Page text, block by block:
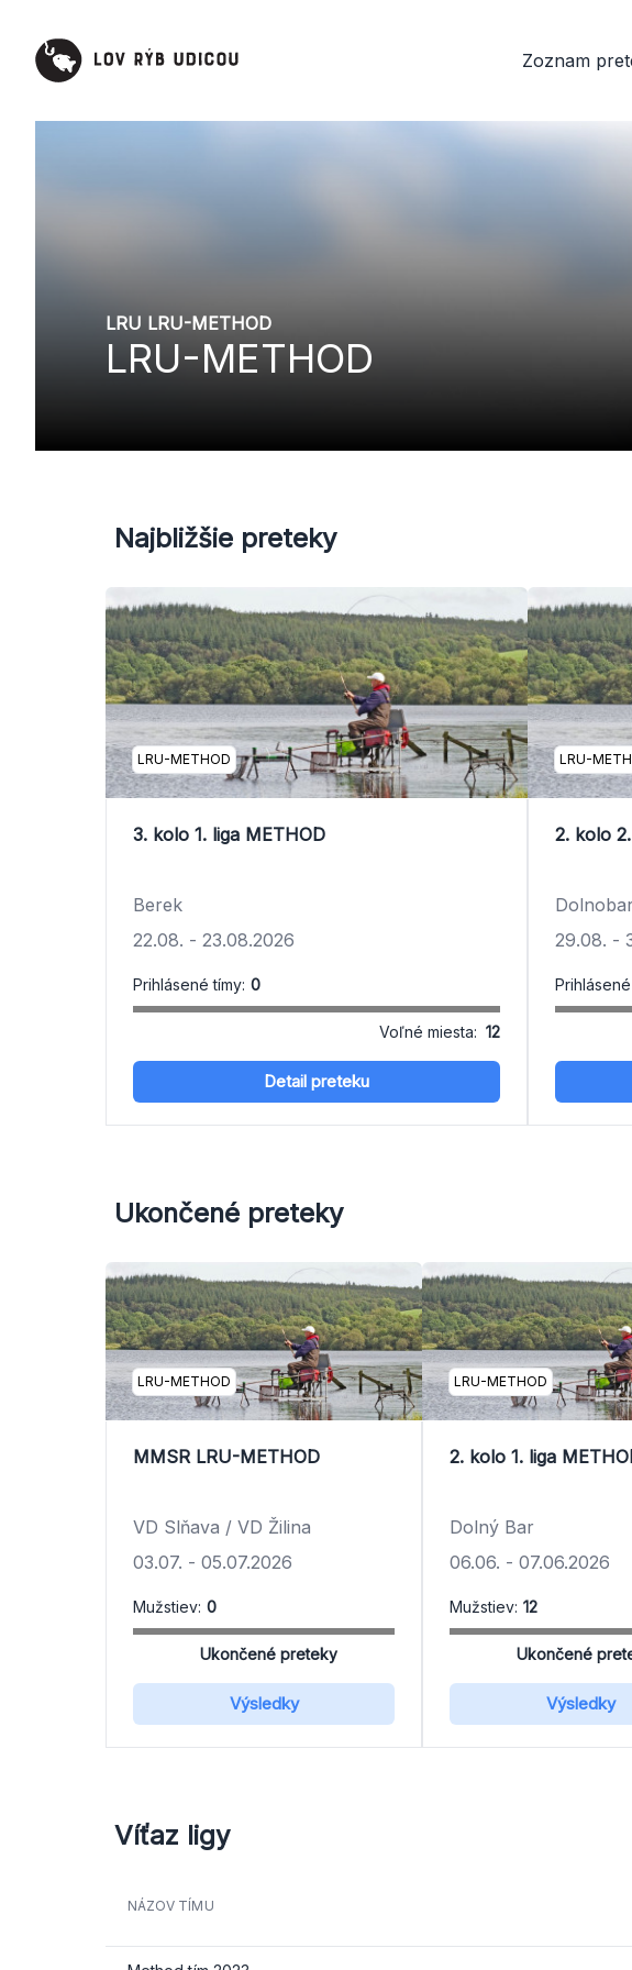
Zoznam
LRU LRU-METHOD
LRU-METHOD
Najbližšie preteky
LRU-METHOD
3. kolo 1. liga METHOD
Berek
22.08. - 23.08.2026
Prihlásené tímy: 0
Voľné miesta: 12
Detail preteku
LRU-
2. kolo
29.08. -
Ukončené preteky
LRU-METHOD
MMSR LRU-METHOD
VD Slňava / VD Žilina
03.07. - 05.07.2026
Mužstiev: 0
Ukončené preteky
Výsledky
LRU-METHOD
2. kolo 1. liga
Dolný Bar
06.06. - 07.06.2026
Mužstiev: 12
Ukončené
Výsledky
Víťaz ligy
NÁZOV TÍMU